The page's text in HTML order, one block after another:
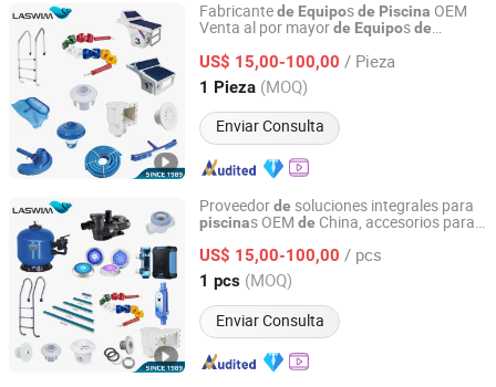
Fabricantede Equiposde Piscina OEM
Venta al por mayorde Equiposde
US$ 15,00-100,00 / Pieza
1 Pieza (MOQ)
Enviar Consulta
Guangdong Laswim Water Environment Equipment Co.,
Ltd.
Guangdong, China
Proveedorde soluciones integrales para
piscinas OEM de China, accesorios para
US$ 15,00-100,00 / pcs
1 pcs (MOQ)
Enviar Consulta
Guangdong Laswim Water Environment Equipment Co.,
Ltd.
Guangdong, China Desde 2005